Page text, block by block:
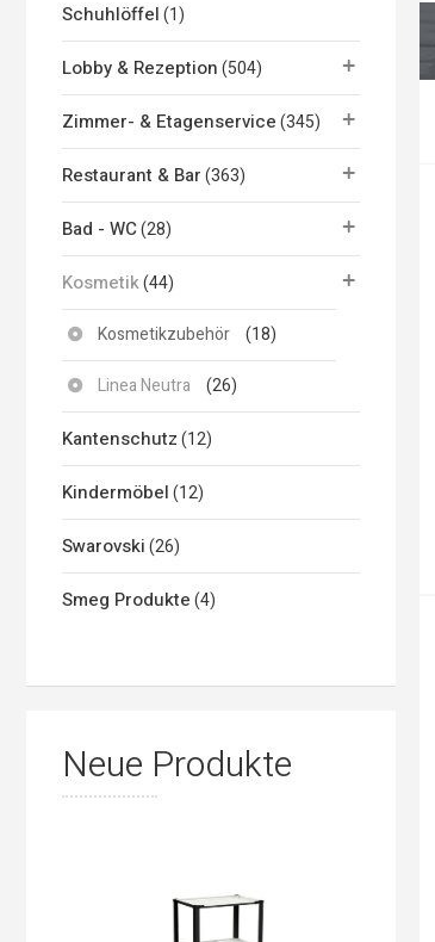
Schuhlöffel(1)
Lobby & Rezeption(504)
Zimmer- & Etagenservice(345)
Restaurant & Bar(363)
Bad - WC(28)
Kosmetik(44)
Kosmetikzubehör (18)
Linea Neutra (26)
Kantenschutz(12)
Kindermöbel(12)
Swarovski(26)
Smeg Produkte(4)
Neue Produkte